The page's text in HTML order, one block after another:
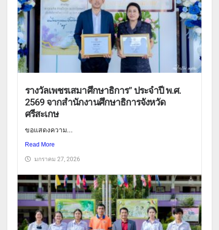
รางวัลเพชรเสมาศึกษาธิการ” ประจำปี พ.ศ.
2569 จากสำนักงานศึกษาธิการจังหวัด
ศรีสะเกษ
ขอแสดงความ...
Read More
มกราคม 27, 2026